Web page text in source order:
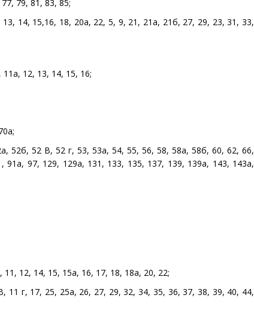
79, 81, 83, 85;
14, 15,16, 18, 20а, 22, 5, 9, 21, 21а, 21б, 27, 29, 23, 31, 33,
12, 13, 14, 15, 16;
52б, 52 В, 52 г, 53, 53а, 54, 55, 56, 58, 58а, 58б, 60, 62, 66,
97, 129, 129а, 131, 133, 135, 137, 139, 139а, 143, 143а,
12, 14, 15, 15а, 16, 17, 18, 18а, 20, 22;
г, 17, 25, 25а, 26, 27, 29, 32, 34, 35, 36, 37, 38, 39, 40, 44,